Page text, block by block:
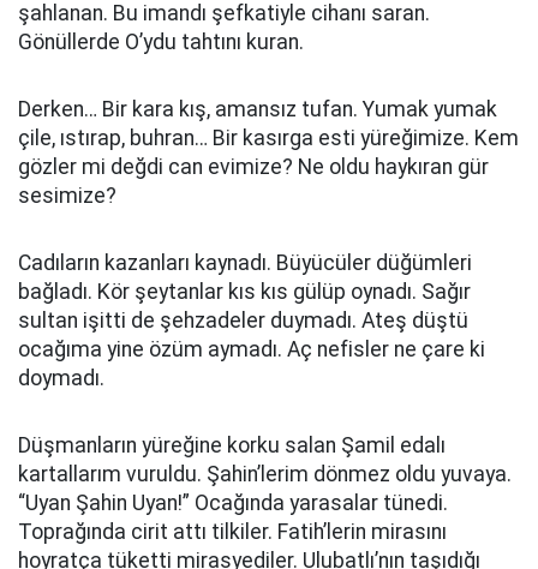
şahlanan. Bu imandı şefkatiyle cihanı saran.
Gönüllerde O’ydu tahtını kuran.
Derken… Bir kara kış, amansız tufan. Yumak yumak
çile, ıstırap, buhran… Bir kasırga esti yüreğimize. Kem
gözler mi değdi can evimize? Ne oldu haykıran gür
sesimize?
Cadıların kazanları kaynadı. Büyücüler düğümleri
bağladı. Kör şeytanlar kıs kıs gülüp oynadı. Sağır
sultan işitti de şehzadeler duymadı. Ateş düştü
ocağıma yine özüm aymadı. Aç nefisler ne çare ki
doymadı.
Düşmanların yüreğine korku salan Şamil edalı
kartallarım vuruldu. Şahin’lerim dönmez oldu yuvaya.
“Uyan Şahin Uyan!” Ocağında yarasalar tünedi.
Toprağında cirit attı tilkiler. Fatih’lerin mirasını
hoyratça tüketti mirasyediler. Ulubatlı’nın taşıdığı